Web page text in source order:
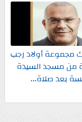
مجموعة أولاد رجب
من مسجد السيدة
بعد صلاة...